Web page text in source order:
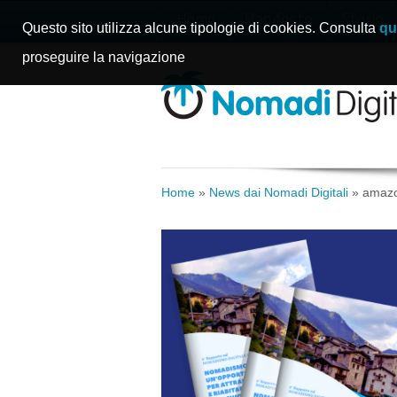
Home Manifesto Storie
Home » News dai Nomadi Digitali »
Questo sito utilizza alcune tipologie di cookies. Consulta
proseguire la navigazione